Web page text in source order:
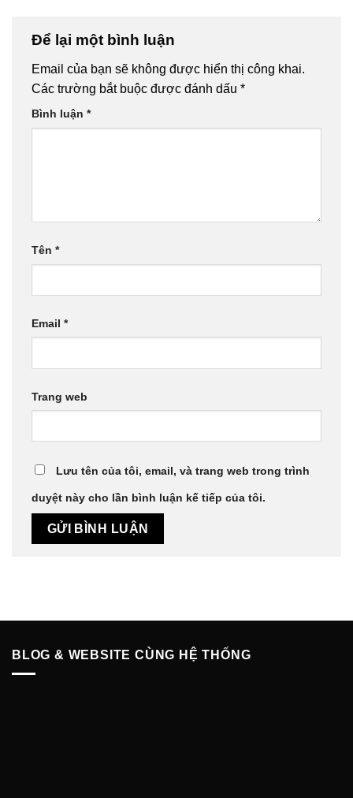
Để lại một bình luận
Email của bạn sẽ không được hiển thị công khai.
Các trường bắt buộc được đánh dấu *
Bình luận *
Tên *
Email *
Trang web
Lưu tên của tôi, email, và trang web trong trình
duyệt này cho lần bình luận kế tiếp của tôi.
BLOG & WEBSITE CÙNG HỆ THỐNG